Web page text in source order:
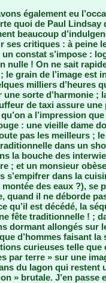
également eu
quoi de Paul
beaucoup
ses critiques : à peine
un constat s’impose :
nulle ! On ne sait
le grain de l’image est
milliers d’heures
une sorte d’harmonie ;
de taxi assure
a l’impression
: une vieille dame
pas les meilleurs ;
dans un
la bouche des
; et un monsieur
s’empifrer dans la
montée des eaux ?), se
quand il ne déborde
qu’il est décédé, la
fête traditionnelle ! ;
dormant allongés sur
d’hommes faisant
curieuses telle que
par terre » sur une
du lagon qui restent
» brutale. J’en passe